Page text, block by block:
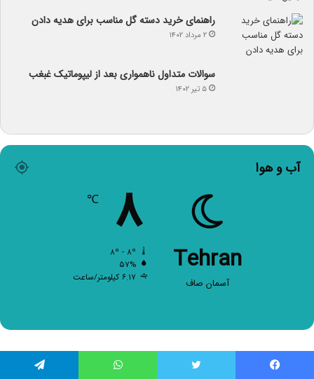
راهنمای خرید دسته گل مناسب برای هدیه دادن
۲ مرداد ۱۴۰۲
سوالات متداول ناهمواری بعد از لیپوماتیک غبغب
۵ تیر ۱۴۰۲
آب و هوا
Tehran
آسمان صاف
۸ ℃
۵۷%
۶.۱۷ کیلومتر/ساعت